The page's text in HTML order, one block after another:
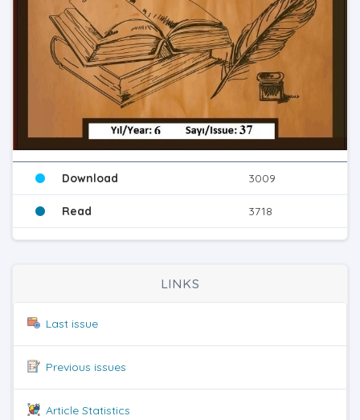
Download 3009
Read 3718
LINKS
Last issue
Previous issues
Article Statistics